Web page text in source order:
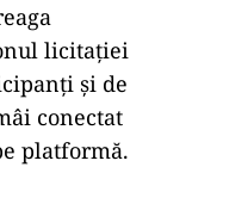
iar orice
licitezi